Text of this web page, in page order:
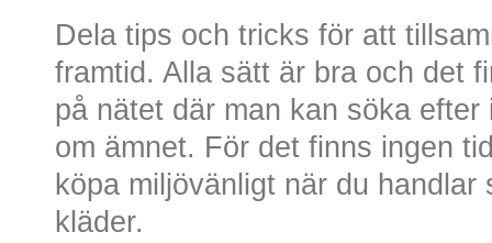
Dela tips och tricks för att
framtid. Alla sätt är bra och det
på nätet där man kan söka
om ämnet. För det finns ingen
köpa miljövänligt när du
kläder.